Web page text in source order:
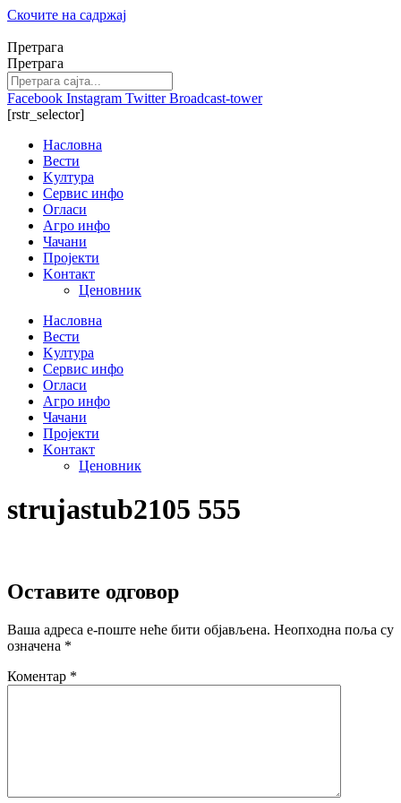
Скочите на садржај
Претрага
Претрага
Facebook Instagram Twitter Broadcast-tower
[rstr_selector]
Насловна
Вести
Kултура
Сервис инфо
Огласи
Агро инфо
Чачани
Пројекти
Kонтакт
Ценовник
Насловна
Вести
Kултура
Сервис инфо
Огласи
Агро инфо
Чачани
Пројекти
Kонтакт
Ценовник
strujastub2105 555
Оставите одговор
Ваша адреса е-поште неће бити објављена. Неопходна поља су
означена *
Коментар *